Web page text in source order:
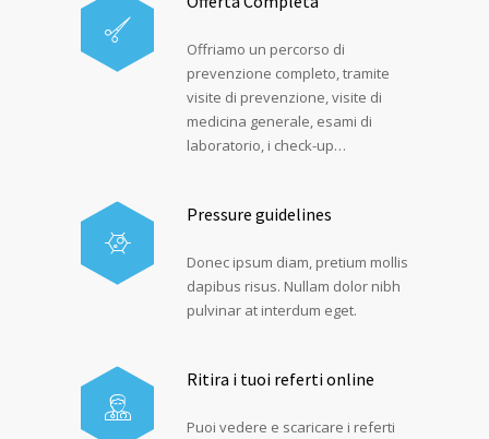
Offriamo un percorso di
prevenzione completo, tramite
visite di prevenzione, visite di
medicina generale, esami di
laboratorio, i check-up…
Pressure guidelines
Donec ipsum diam, pretium mollis
dapibus risus. Nullam dolor nibh
pulvinar at interdum eget.
Ritira i tuoi referti online
Puoi vedere e scaricare i referti